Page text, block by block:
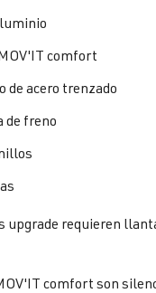
comfort
de acero trenzado
de freno
upgrade requieren
comfort son